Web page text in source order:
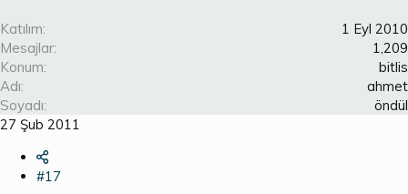
Katılım
1 Eyl 2010
Mesajlar
1,209
Konum
bitlis
Adı
ahmet
Soyadı
öndül
27 Şub 2011
#17